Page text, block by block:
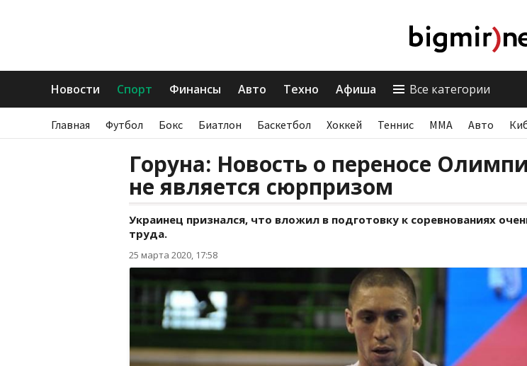
Новости Спорт Финансы Авто Техно Афиша Все категории
Главная Футбол Бокс Биатлон Баскетбол Хоккей Теннис ММА Авто
Горуна: Новость о переносе
не является сюрпризом
Украинец признался, что вложил в подготовку к соревнованиях
труда.
25 марта 2020, 17:58